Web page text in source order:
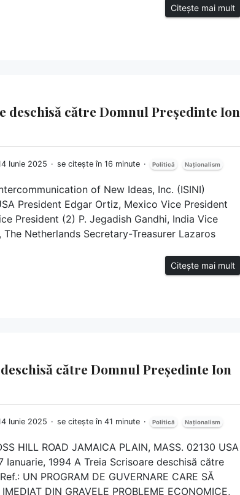
Citește mai mult
deschisă către Domnul Președinte Ion
Iunie 2025 se citește în 16 minute Politică Naționalism
of New Ideas, Inc. (ISINI)
President Edgar Ortiz, Mexico Vice President
President (2) P. Jegadish Gandhi, India Vice
Netherlands Secretary-Treasurer Lazaros
Citește mai mult
către Domnul Președinte Ion
Iunie 2025 se citește în 41 minute Politică Naționalism
HILL ROAD JAMAICA PLAIN, MASS. 02130 USA
1994 A Treia Scrisoare deschisă către
UN PROGRAM DE GUVERNARE CARE SĂ
DIN GRAVELE PROBLEME ECONOMICE,